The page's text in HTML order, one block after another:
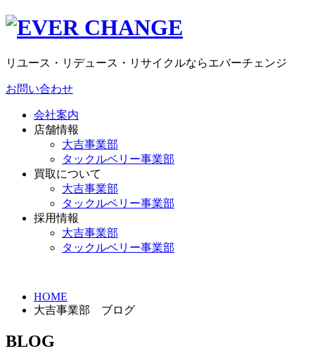
リユース・リデュース・リサイクルならエバーチェンジ
お問い合わせ
会社案内
店舗情報
大吉事業部
タックルベリー事業部
買取について
大吉事業部
タックルベリー事業部
採用情報
大吉事業部
タックルベリー事業部
HOME
大吉事業部 ブログ
BLOG